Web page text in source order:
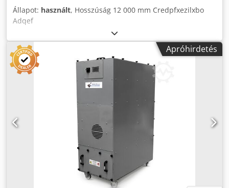
Állapot: használt, Hosszúság 12 000 mm Credpfxezilxbo
Adqef
Apróhirdetés